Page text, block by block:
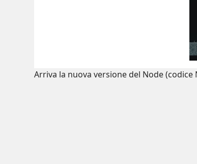
Arriva la nuova versione del Node